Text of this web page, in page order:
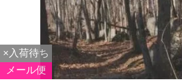
×入荷待ち
メール便